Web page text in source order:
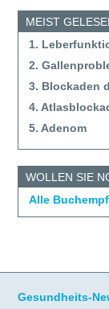
MEIST
1.
2.
3. Blockaden
4.
5. Adenom
WOLLEN SIE
Alle
Gesundheits-